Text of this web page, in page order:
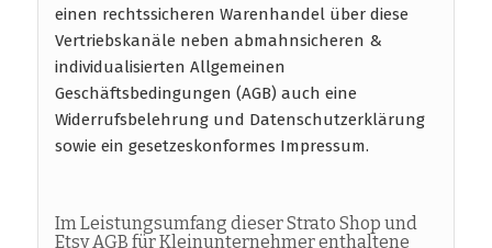
einen rechtssicheren Warenhandel über diese
Vertriebskanäle neben abmahnsicheren &
individualisierten Allgemeinen
Geschäftsbedingungen (AGB) auch eine
Widerrufsbelehrung und Datenschutzerklärung
sowie ein gesetzeskonformes Impressum.
Im Leistungsumfang dieser Strato Shop und
Etsy AGB für Kleinunternehmer enthaltene